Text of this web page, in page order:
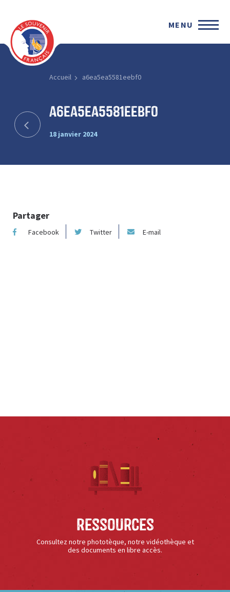
MENU
Accueil a6ea5ea5581eebf0
a6ea5ea5581eebf0
18 janvier 2024
Partager
Facebook Twitter E-mail
Ressources
Consultez notre phototèque, notre vidéothèque et
des documents en libre accès.